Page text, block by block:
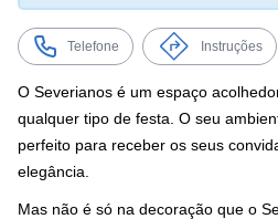
Telefone Instruções
O Severianos é um espaço
qualquer tipo de festa. O seu
perfeito para receber os seus
elegância.
Mas não é só na decoração que o